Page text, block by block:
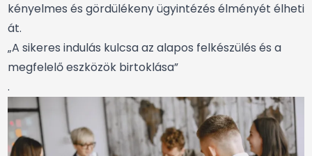
kényelmes és gördülékeny ügyintézés élményét élheti
át.
„A sikeres indulás kulcsa az alapos felkészülés és a
megfelelő eszközök birtoklása”
.